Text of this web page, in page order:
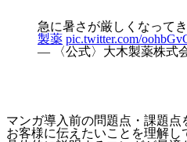
急に暑さが厳しくなって
製薬 pic.twitter.com/
— 〈公式〉大木製薬株式
マンガ導入前の問題点・課題
お客様に伝えたいことを理解